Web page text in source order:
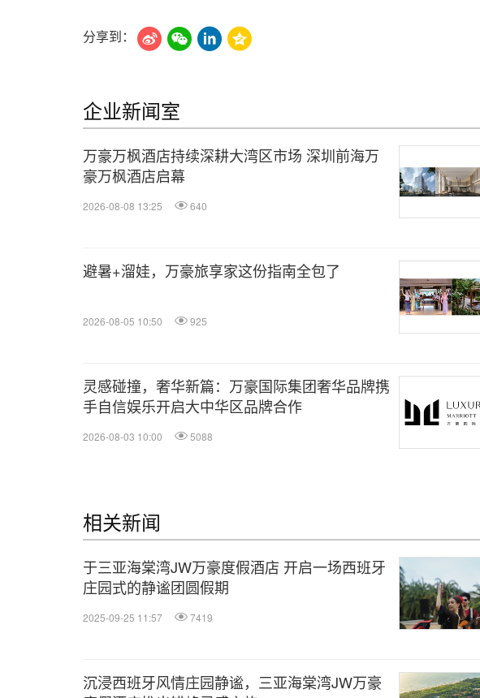
分享到：
企业新闻室
万豪万枫酒店持续深耕大湾区市场 深圳前海万
豪万枫酒店启幕
2026-08-08 13:25 640
避暑+溜娃，万豪旅享家这份指南全包了
2026-08-05 10:50 925
灵感碰撞，奢华新篇：万豪国际集团奢华品牌携
手自信娱乐开启大中华区品牌合作
2026-08-03 10:00 5088
相关新闻
于三亚海棠湾JW万豪度假酒店 开启一场西班牙
庄园式的静谧团圆假期
2025-09-25 11:57 7419
沉浸西班牙风情庄园静谧，三亚海棠湾JW万豪